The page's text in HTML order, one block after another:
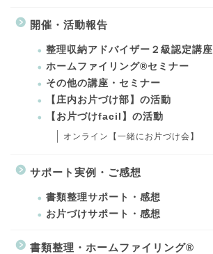
開催・活動報告
整理収納アドバイザー２級認定講座
ホームファイリング®セミナー
その他の講座・セミナー
【庄内お片づけ部】の活動
【お片づけfacil】の活動
オンライン【一緒にお片づけ会】
サポート実例・ご感想
書類整理サポート・感想
お片づけサポート・感想
書類整理・ホームファイリング®